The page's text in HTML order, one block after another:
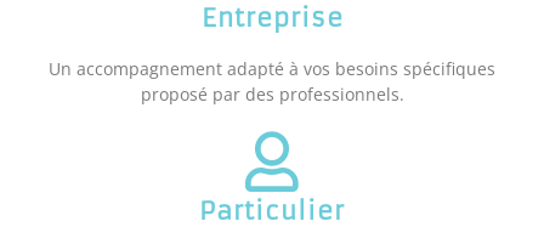
Entreprise
Un accompagnement adapté à vos besoins spécifiques
proposé par des professionnels.
Particulier